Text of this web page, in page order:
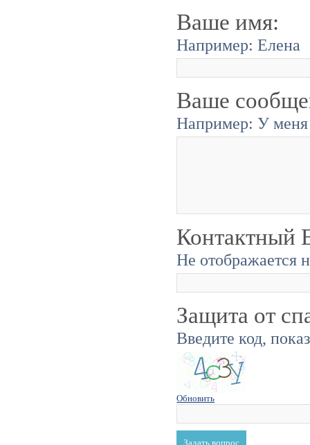
Ваше имя:
Например: Елена
Ваше
Например: У меня
Контактный
Не отображается
Защита от
Введите код,
Обновить